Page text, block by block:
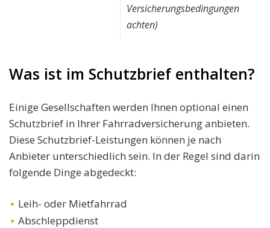
Versicherungsbedingungen
achten)
Was ist im Schutzbrief enthalten?
Einige Gesellschaften werden Ihnen optional einen
Schutzbrief in Ihrer Fahrradversicherung anbieten.
Diese Schutzbrief-Leistungen können je nach
Anbieter unterschiedlich sein. In der Regel sind darin
folgende Dinge abgedeckt:
Leih- oder Mietfahrrad
Abschleppdienst